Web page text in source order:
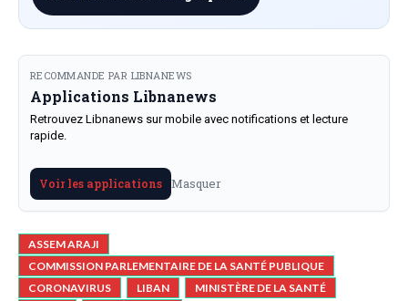
RECOMMANDE PAR LIBNANEWS
Applications Libnanews
Retrouvez Libnanews sur mobile avec notifications et lecture
rapide.
Voir les applications Masquer
ASSEM ARAJI
COMMISSION PARLEMENTAIRE DE LA SANTÉ PUBLIQUE
CORONAVIRUS
LIBAN
MINISTÈRE DE LA SANTÉ